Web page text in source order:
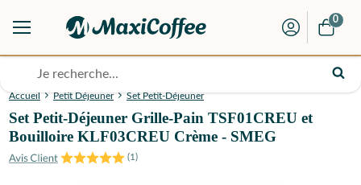
0
Accueil Petit Déjeuner Set Petit-Déjeuner
Set Petit-Déjeuner Grille-Pain TSF01CREU et
Bouilloire KLF03CREU Crème - SMEG
(1)